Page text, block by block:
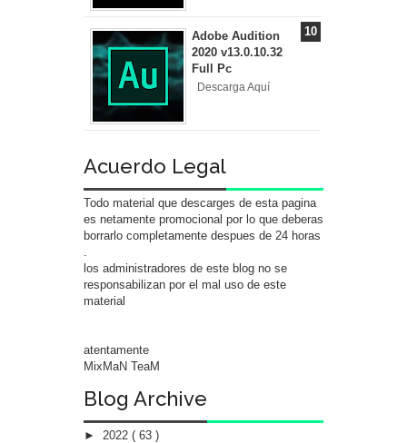
Adobe Audition
2020 v13.0.10.32
Full Pc
Descarga Aquí
Acuerdo Legal
Todo material que descarges de esta pagina
es netamente promocional por lo que deberas
borrarlo completamente despues de 24 horas
los administradores de este blog no se
responsabilizan por el mal uso de este
material
atentamente
MixMaN TeaM
Blog Archive
► 2022 ( 63 )